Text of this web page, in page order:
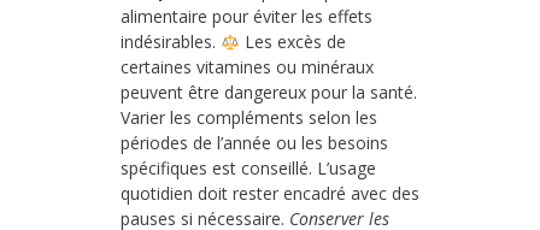
alimentaire pour éviter les effets
indésirables.
Les excès de
certaines vitamines ou minéraux
peuvent être dangereux pour la santé.
Varier les compléments selon les
périodes de l’année ou les besoins
spécifiques est conseillé. L’usage
quotidien doit rester encadré avec des
pauses si nécessaire. Conserver les